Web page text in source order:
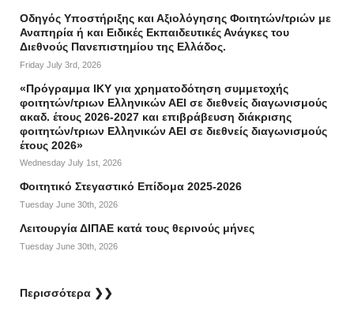
Οδηγός Υποστήριξης και Αξιολόγησης Φοιτητών/τριών με
Αναπηρία ή και Ειδικές Εκπαιδευτικές Ανάγκες του
Διεθνούς Πανεπιστημίου της Ελλάδος.
Friday July 3rd, 2026
«Πρόγραμμα ΙΚΥ για χρηματοδότηση συμμετοχής
φοιτητών/τριων Ελληνικών ΑΕΙ σε διεθνείς διαγωνισμούς
ακαδ. έτους 2026-2027 και επιβράβευση διάκρισης
φοιτητών/τριων Ελληνικών ΑΕΙ σε διεθνείς διαγωνισμούς
έτους 2026»
Wednesday July 1st, 2026
Φοιτητικό Στεγαστικό Επίδομα 2025-2026
Tuesday June 30th, 2026
Λειτουργία ΔΙΠΑΕ κατά τους θερινούς μήνες
Tuesday June 30th, 2026
Περισσότερα ❯❯